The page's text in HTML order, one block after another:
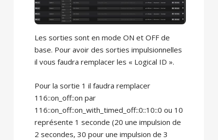
Les sorties sont en mode ON et OFF de
base. Pour avoir des sorties impulsionnelles
il vous faudra remplacer les « Logical ID ».
Pour la sortie 1 il faudra remplacer
116::on_off::on par
116::on_off::on_with_timed_off::0::10::0 ou 10
représente 1 seconde (20 une impulsion de
2 secondes, 30 pour une impulsion de 3